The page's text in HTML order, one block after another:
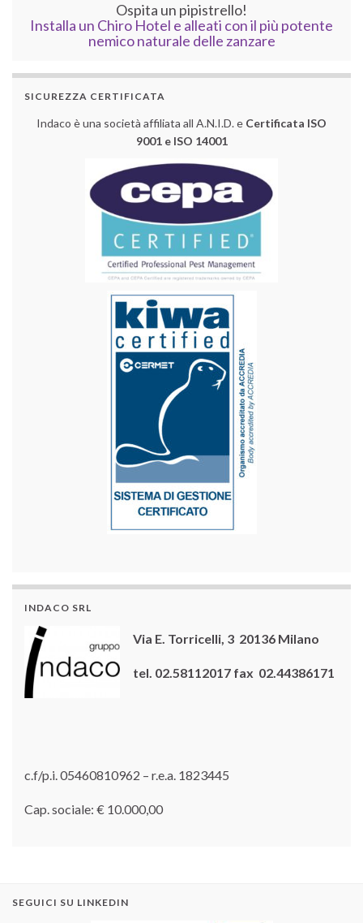
Ospita un pipistrello!
Installa un Chiro Hotel e alleati con il più potente
nemico naturale delle zanzare
SICUREZZA CERTIFICATA
Indaco è una società affiliata all A.N.I.D. e Certificata ISO
9001 e ISO 14001
INDACO SRL
Via E. Torricelli, 3 20136 Milano
tel. 02.58112017 fax 02.44386171
c.f/p.i. 05460810962 – r.e.a. 1823445
Cap. sociale: € 10.000,00
SEGUICI SU LINKEDIN